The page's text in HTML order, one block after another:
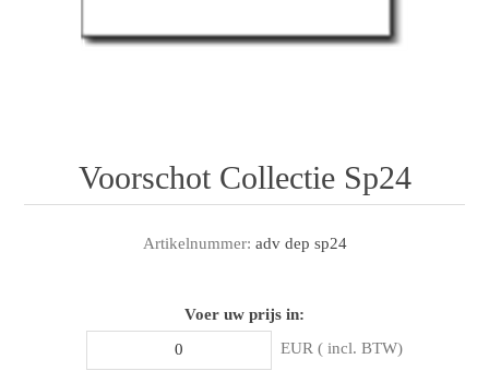
Voorschot Collectie Sp24
Artikelnummer: adv dep sp24
Voer uw prijs in:
EUR ( incl. BTW)